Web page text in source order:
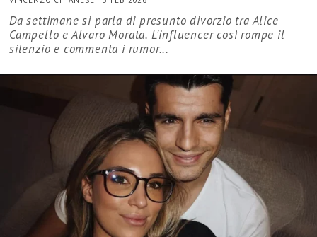
Da settimane si parla di presunto divorzio tra Alice
Campello e Alvaro Morata. L'influencer così rompe il
silenzio e commenta i rumor...